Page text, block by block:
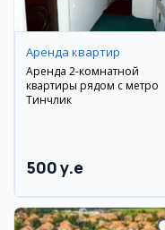
Аренда квартир
Аренда 2-комнатной
квартиры рядом с метро
Тинчлик
500 y.e